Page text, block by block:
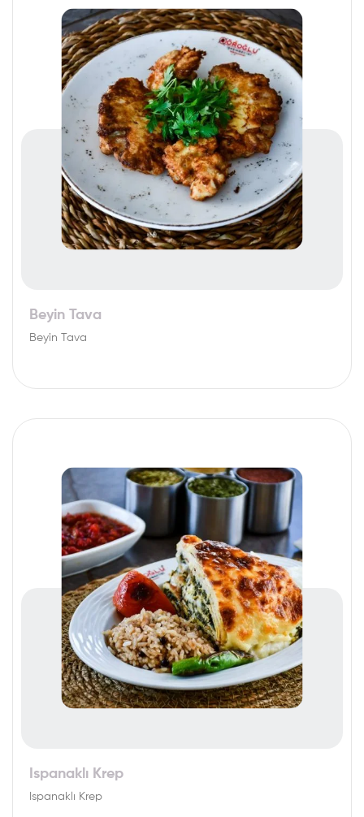
Beyin Tava
Beyin Tava
Ispanaklı Krep
Ispanaklı Krep